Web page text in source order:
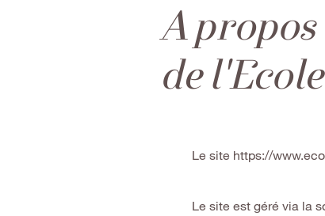
A
de
Le site https://
Le site est géré via la